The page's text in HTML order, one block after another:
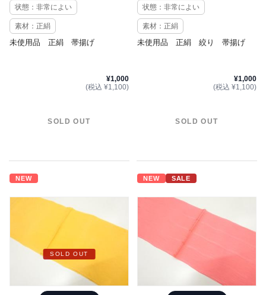
状態：非常によい
素材：正絹
未使用品 正絹 帯揚げ
¥1,000
(税込 ¥1,100)
SOLD OUT
状態：非常によい
素材：正絹
未使用品 正絹 絞り 帯揚げ
¥1,000
(税込 ¥1,100)
SOLD OUT
NEW
SOLD OUT
NEW SALE